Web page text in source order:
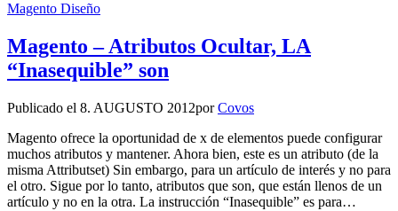
Magento Diseño
Magento – Atributos Ocultar, LA
“Inasequible” son
Publicado el 8. AUGUSTO 2012porCovos
Magento ofrece la oportunidad de x de elementos puede configurar
muchos atributos y mantener. Ahora bien, este es un atributo (de la
misma Attributset) Sin embargo, para un artículo de interés y no para
el otro. Sigue por lo tanto, atributos que son, que están llenos de un
artículo y no en la otra. La instrucción “Inasequible” es para…